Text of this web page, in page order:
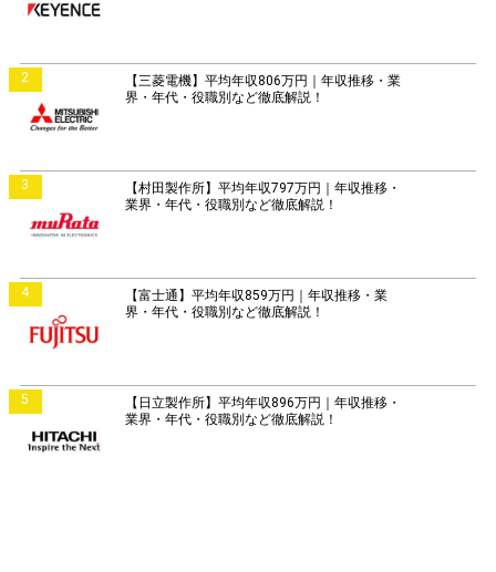
2
【三菱電機】平均年収806万円｜年収推移・業
界・年代・役職別など徹底解説！
3
【村田製作所】平均年収797万円｜年収推移・
業界・年代・役職別など徹底解説！
4
【富士通】平均年収859万円｜年収推移・業
界・年代・役職別など徹底解説！
5
【日立製作所】平均年収896万円｜年収推移・
業界・年代・役職別など徹底解説！